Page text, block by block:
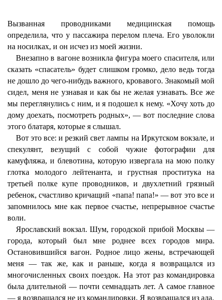
Вызванная проводниками медицинская помощь
определила, что у пассажира перелом плеча. Его уволокли
на носилках, и он исчез из моей жизни.
Внезапно в вагоне возникла фигура моего спасителя, или
сказать «спасатель» будет слишком громко, дело ведь тогда
не дошло до чего-нибудь важного, кровавого. Знакомый мой
сидел, меня не узнавая и как бы не желая узнавать. Все же
мы переглянулись с ним, и я подошел к нему. «Хочу хоть до
дому доехать, посмотреть родных», — вот последние слова
этого блатаря, которые я слышал.
Вот это все: и резкий свет лампы на Иркутском вокзале, и
спекулянт, везущий с собой чужие фотографии для
камуфляжа, и блевотина, которую извергала на мою полку
глотка молодого лейтенанта, и грустная проститука на
третьей полке купе проводников, и двухлетний грязный
ребенок, счастливо кричащий «папа! папа!» — вот это все и
запомнилось мне как первое счастье, непрерывное счастье
воли.
Ярославский вокзал. Шум, городской прибой Москвы —
города, который был мне роднее всех городов мира.
Остановившийся вагон. Родное лицо жены, встречающей
меня — так же, как и раньше, когда я возвращался из
многочисленных своих поездок. На этот раз командировка
была длительной — почти семнадцать лет. А самое главное
— я возвращался не из командировки. Я возвращался из ада.